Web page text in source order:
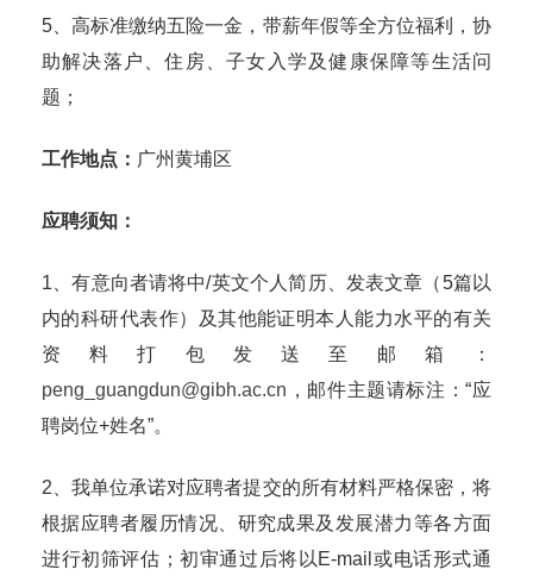
5、高标准缴纳五险一金，带薪年假等全方位福利，协
助解决落户、住房、子女入学及健康保障等生活问
题；
工作地点： 广州黄埔区
应聘须知：
1、有意向者请将中/英文个人简历、发表文章（5篇以
内的科研代表作）及其他能证明本人能力水平的有关
资料打包发送至邮箱：
peng_guangdun@gibh.ac.cn ，邮件主题请标注：“应
聘岗位+姓名”。
2、我单位承诺对应聘者提交的所有材料严格保密，将
根据应聘者履历情况、研究成果及发展潜力等各方面
进行初筛评估；初审通过后将以E-mail或电话形式通